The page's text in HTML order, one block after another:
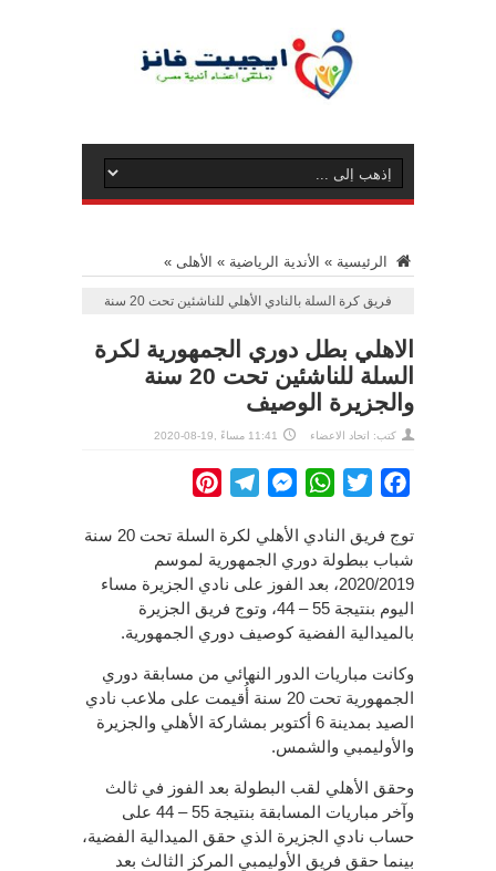
الرئيسية » الأندية الرياضية » الأهلى »
فريق كرة السلة بالنادي الأهلي للناشئين تحت 20 سنة
الاهلي بطل دوري الجمهورية لكرة
السلة للناشئين تحت 20 سنة
والجزيرة الوصيف
كتب: اتحاد الاعضاء 11:41 مساءً ,19-08-2020
Facebook
Twitter
WhatsApp
Messenger
Telegram
توج فريق النادي الأهلي لكرة السلة تحت 20 سنة
شباب ببطولة دوري الجمهورية لموسم
2020/2019، بعد الفوز على نادي الجزيرة مساء
اليوم بنتيجة 55 – 44، وتوج فريق الجزيرة
بالميدالية الفضية كوصيف دوري الجمهورية.
وكانت مباريات الدور النهائي من مسابقة دوري
الجمهورية تحت 20 سنة أُقيمت على ملاعب نادي
الصيد بمدينة 6 أكتوبر بمشاركة الأهلي والجزيرة
والأوليمبي والشمس.
وحقق الأهلي لقب البطولة بعد الفوز في ثالث
وآخر مباريات المسابقة بنتيجة 55 – 44 على
حساب نادي الجزيرة الذي حقق الميدالية الفضية،
بينما حقق فريق الأوليمبي المركز الثالث بعد